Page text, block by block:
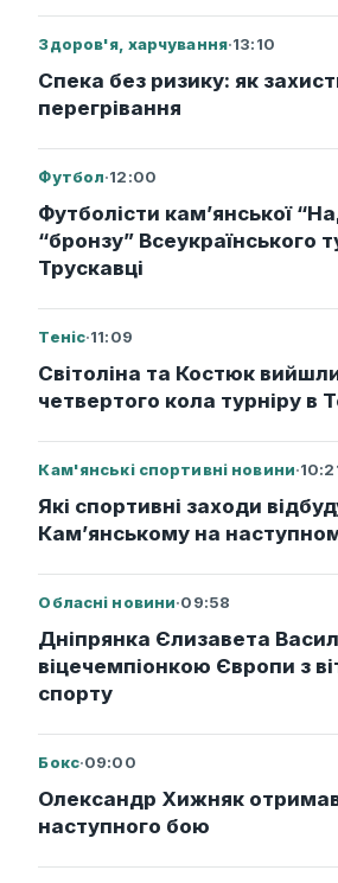
Здоров'я, харчування·13:10
Спека без ризику: як
перегрівання
Футбол·12:00
Футболісти кам’янської
“бронзу” Всеукраїнського
Трускавці
Теніс·11:09
Світоліна та Костюк
четвертого кола турніру в
Кам'янські спортивні новини·
Які спортивні заходи
Кам’янському на
Обласні новини·09:58
Дніпрянка Єлизавета
віцечемпіонкою Європи з
спорту
Бокс·09:00
Олександр Хижняк
наступного бою